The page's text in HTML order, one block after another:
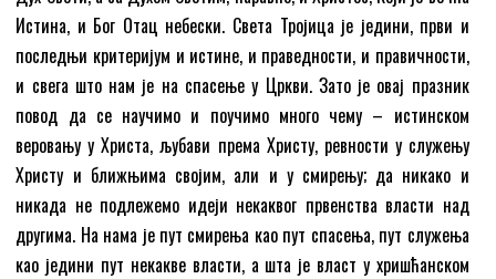
Истина, и Бог Отац небески. Света Тројица је једини, први и
последњи критеријум и истине, и праведности, и правичности,
и свега што нам је на спасење у Цркви. Зато је овај празник
повод да се научимо и поучимо много чему – истинском
веровању у Христа, љубави према Христу, ревности у служењу
Христу и ближњима својим, али и у смирењу; да никако и
никада не подлежемо идеји некаквог првенства власти над
другима. На нама је пут смирења као пут спасења, пут служења
као једини пут некакве власти, а шта је власт у хришћанском